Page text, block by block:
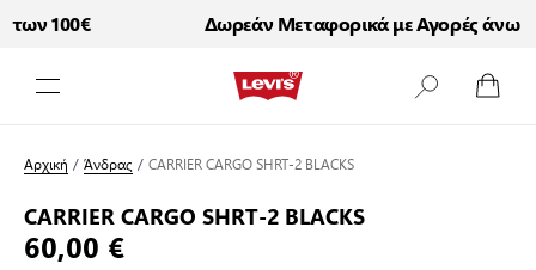
100€ Δωρεάν Μεταφορικά με Αγορές άνω
Αρχική /Άνδρας /CARRIER CARGO SHRT-2 BLACKS
CARRIER CARGO SHRT-2 BLACKS
60,00 €